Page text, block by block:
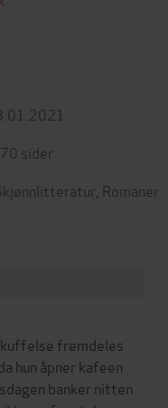
sider
Romaner
fremdeles
hun åpner kafeen
banker nitten